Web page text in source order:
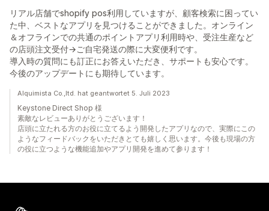
リアル店舗でshopify pos利用していますが、顧客検索に困ってい
た中、ベストなアプリを見つけることができました。オンライン
＆オフラインでの共通のポイントアプリ利用時や、受注生産など
の店頭注文受付→ご自宅発送の際に大変便利です。
導入時の質問にも訂正にお答えいただき、サポートも安心です。
今後のアップデートにも期待しています。
Alquimista Co.,ltd. hat geantwortet 5. Juli 2023
Keystone Direct Shop 様
素敵なレビューありがとうございます！
店頭に立たれる方のお役に立てるよう開発したアプリなので、実際にこの
ようなフィードバックをいただきとても嬉しく思います。今後も現場の方
の役に立つような機能追加やアプリ開発を進めて参ります！